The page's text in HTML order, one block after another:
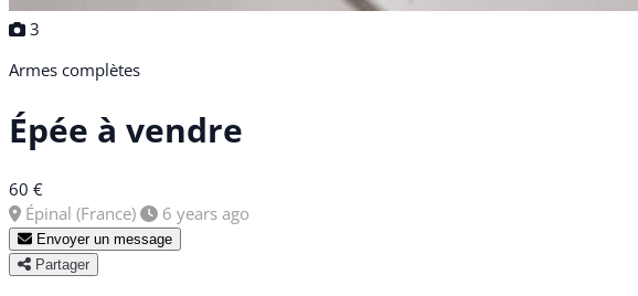
3
Armes complètes
Épée à vendre
60 €
Épinal (France)
6 years ago
Envoyer un message
Partager